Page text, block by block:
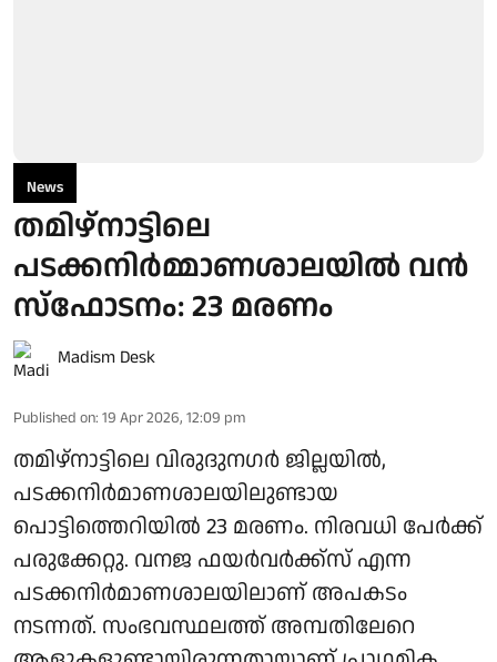
News
തമിഴ്‌നാട്ടിലെ
പടക്കനിർമ്മാണശാലയിൽ വൻ
സ്‌ഫോടനം: 23 മരണം
Madism Desk
Published on: 19 Apr 2026, 12:09 pm
തമിഴ്‌നാട്ടിലെ വിരുദുനഗര്‍ ജില്ലയില്‍,
പടക്കനിര്‍മാണശാലയിലുണ്ടായ
പൊട്ടിത്തെറിയിൽ 23 മരണം. നിരവധി പേര്‍ക്ക്
പരുക്കേറ്റു. വനജ ഫയര്‍വര്‍ക്ക്‌സ് എന്ന
പടക്കനിര്‍മാണശാലയിലാണ് അപകടം
നടന്നത്. സംഭവസ്ഥലത്ത് അമ്പതിലേറെ